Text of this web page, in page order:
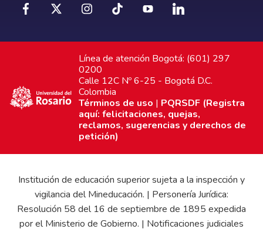
Línea de atención Bogotá: (601) 297
0200
Calle 12C Nº 6-25 - Bogotá D.C.
Colombia
Términos de uso | PQRSDF (Registra
aquí: felicitaciones, quejas,
reclamos, sugerencias y derechos de
petición)
Institución de educación superior sujeta a la inspección y
vigilancia del Mineducación. | Personería Jurídica:
Resolución 58 del 16 de septiembre de 1895 expedida
por el Ministerio de Gobierno. | Notificaciones judiciales